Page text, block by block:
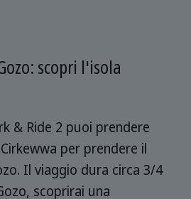
scopri l'isola
& Ride 2 puoi prendere
per prendere il
Il viaggio dura circa 3/4
scoprirai una